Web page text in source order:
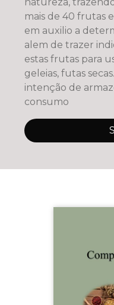
natureza,
mais de 40 frutas
em auxilio a
alem de trazer
estas frutas para
geleias, futas
intenção de
consumo